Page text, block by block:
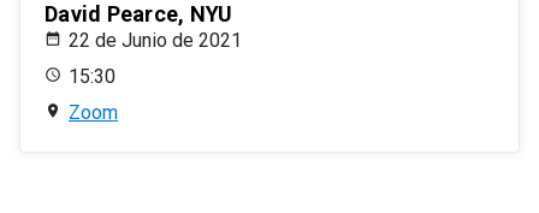
David Pearce, NYU
22 de Junio de 2021
15:30
Zoom